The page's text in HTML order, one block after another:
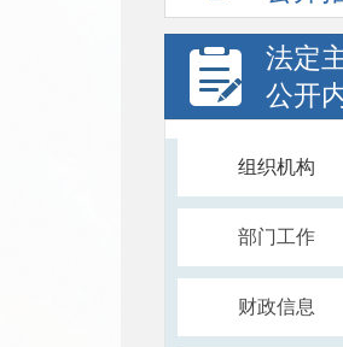
法定
公开
组织机构
部门工作
财政信息